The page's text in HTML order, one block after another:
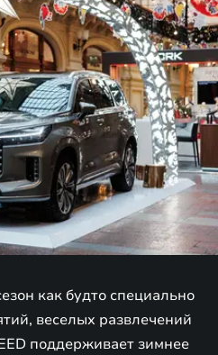
как будто специально
веселых развлечений
поддерживает зимнее